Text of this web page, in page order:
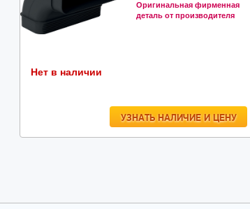
Оригинальная фирменная
деталь от производителя
УЗНАТЬ НАЛИЧИЕ И ЦЕНУ
Нет в наличии